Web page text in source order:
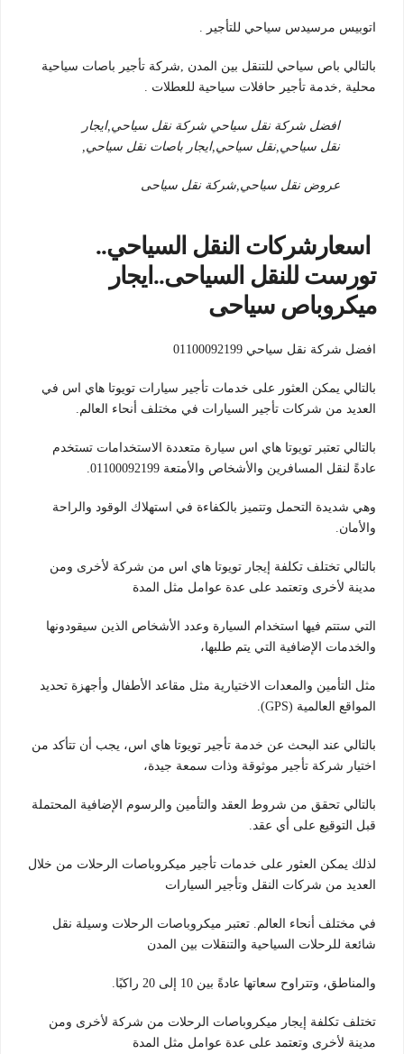
اتوبيس مرسيدس سياحي للتأجير .
بالتالي باص سياحي للتنقل بين المدن ,شركة تأجير باصات سياحية
محلية ,خدمة تأجير حافلات سياحية للعطلات .
افضل شركة نقل سياحي شركة نقل سياحي,ايجار
نقل سياحي,نقل سياحي,ايجار باصات نقل سياحي,
عروض نقل سياحي,شركة نقل سياحى
اسعارشركات النقل السياحي..
تورست للنقل السياحى..ايجار
ميكروباص سياحى
افضل شركة نقل سياحي 01100092199
بالتالي يمكن العثور على خدمات تأجير سيارات تويوتا هاي اس في
العديد من شركات تأجير السيارات في مختلف أنحاء العالم.
بالتالي تعتبر تويوتا هاي اس سيارة متعددة الاستخدامات تستخدم
عادةً لنقل المسافرين والأشخاص والأمتعة 01100092199.
وهي شديدة التحمل وتتميز بالكفاءة في استهلاك الوقود والراحة
والأمان.
بالتالي تختلف تكلفة إيجار تويوتا هاي اس من شركة لأخرى ومن
مدينة لأخرى وتعتمد على عدة عوامل مثل المدة
التي ستتم فيها استخدام السيارة وعدد الأشخاص الذين سيقودونها
والخدمات الإضافية التي يتم طلبها،
مثل التأمين والمعدات الاختيارية مثل مقاعد الأطفال وأجهزة تحديد
المواقع العالمية (GPS).
بالتالي عند البحث عن خدمة تأجير تويوتا هاي اس، يجب أن تتأكد من
اختيار شركة تأجير موثوقة وذات سمعة جيدة،
بالتالي تحقق من شروط العقد والتأمين والرسوم الإضافية المحتملة
قبل التوقيع على أي عقد.
لذلك يمكن العثور على خدمات تأجير ميكروباصات الرحلات من خلال
العديد من شركات النقل وتأجير السيارات
في مختلف أنحاء العالم. تعتبر ميكروباصات الرحلات وسيلة نقل
شائعة للرحلات السياحية والتنقلات بين المدن
والمناطق، وتتراوح سعاتها عادةً بين 10 إلى 20 راكبًا.
تختلف تكلفة إيجار ميكروباصات الرحلات من شركة لأخرى ومن
مدينة لأخرى وتعتمد على عدة عوامل مثل المدة